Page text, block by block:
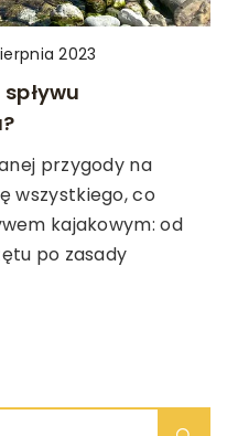
2023
przygody na
wszystkiego, co
kajakowym: od
po zasady